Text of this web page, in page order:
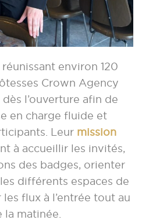
environ 120
Crown Agency
l’ouverture afin de
en charge fluide et
Leur mission
à accueillir les invités,
des badges, orienter
différents espaces de
flux à l’entrée tout au
la matinée.